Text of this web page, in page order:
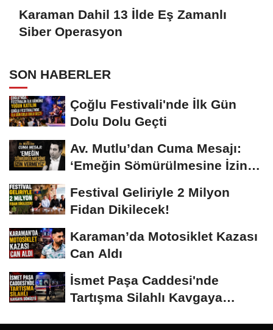
Karaman Dahil 13 İlde Eş Zamanlı
Siber Operasyon
SON HABERLER
Çoğlu Festivali'nde İlk Gün
Dolu Dolu Geçti
Av. Mutlu’dan Cuma Mesajı:
‘Emeğin Sömürülmesine İzin
Festival Geliriyle 2 Milyon
Fidan Dikilecek!
Karaman’da Motosiklet Kazası
Can Aldı
İsmet Paşa Caddesi'nde
Tartışma Silahlı Kavgaya